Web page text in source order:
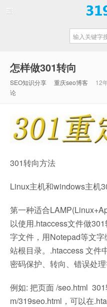
怎样做301转向
SEO知识分享 重庆seo博客 12
论
301转向方法
Linux主机和windows主机
第一种适合
以使用.htaccess文件做
字文件，用Notepad等文
站根目录。.htaccess 文件
密码保护、转向、错误处理
例如: 把页面 /seo.html
m/319seo.html，可以在